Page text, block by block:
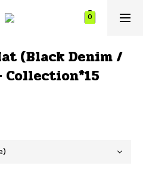
(Black Denim /
Collection*15